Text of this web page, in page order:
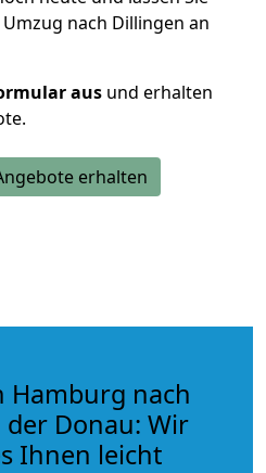
nach Dillingen an
aus und erhalten
erhalten
Hamburg nach
Donau: Wir
Ihnen leicht